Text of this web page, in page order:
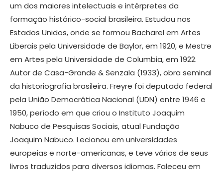
um dos maiores intelectuais e intérpretes da
formação histórico-social brasileira. Estudou nos
Estados Unidos, onde se formou Bacharel em Artes
Liberais pela Universidade de Baylor, em 1920, e Mestre
em Artes pela Universidade de Columbia, em 1922.
Autor de Casa-Grande & Senzala (1933), obra seminal
da historiografia brasileira. Freyre foi deputado federal
pela União Democrática Nacional (UDN) entre 1946 e
1950, período em que criou o Instituto Joaquim
Nabuco de Pesquisas Sociais, atual Fundação
Joaquim Nabuco. Lecionou em universidades
europeias e norte-americanas, e teve vários de seus
livros traduzidos para diversos idiomas. Faleceu em